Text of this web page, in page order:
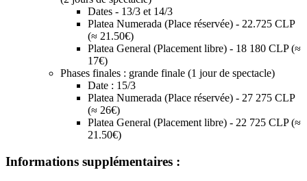
Dates - 13/3 et 14/3
Platea Numerada (Place réservée) - 22.725 CLP
(≈ 21.50€)
Platea General (Placement libre) - 18 180 CLP (≈
17€)
Phases finales : grande finale (1 jour de spectacle)
Date : 15/3
Platea Numerada (Place réservée) - 27 275 CLP
(≈ 26€)
Platea General (Placement libre) - 22 725 CLP (≈
21.50€)
Informations supplémentaires :